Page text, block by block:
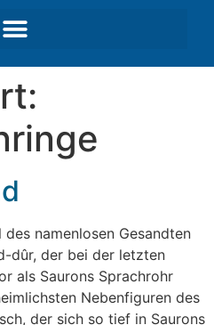
namenlosen Gesandten
dûr, der bei der letzten
als Saurons Sprachrohr
Nebenfiguren des
der sich so tief in Saurons